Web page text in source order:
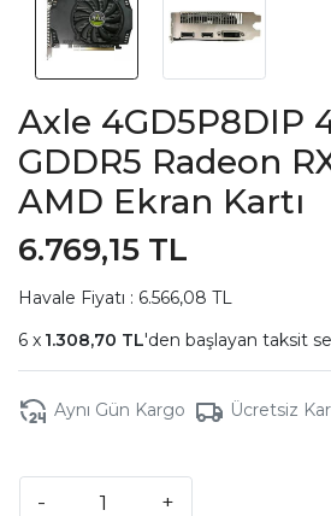
Axle 4GD5P8DIP
GDDR5 Radeon
AMD Ekran Kartı
6.769,15 TL
Havale Fiyatı : 6.566,08 TL
1.308,70 TL'den başlayan taksit
Aynı Gün Kargo Ücretsiz
- +